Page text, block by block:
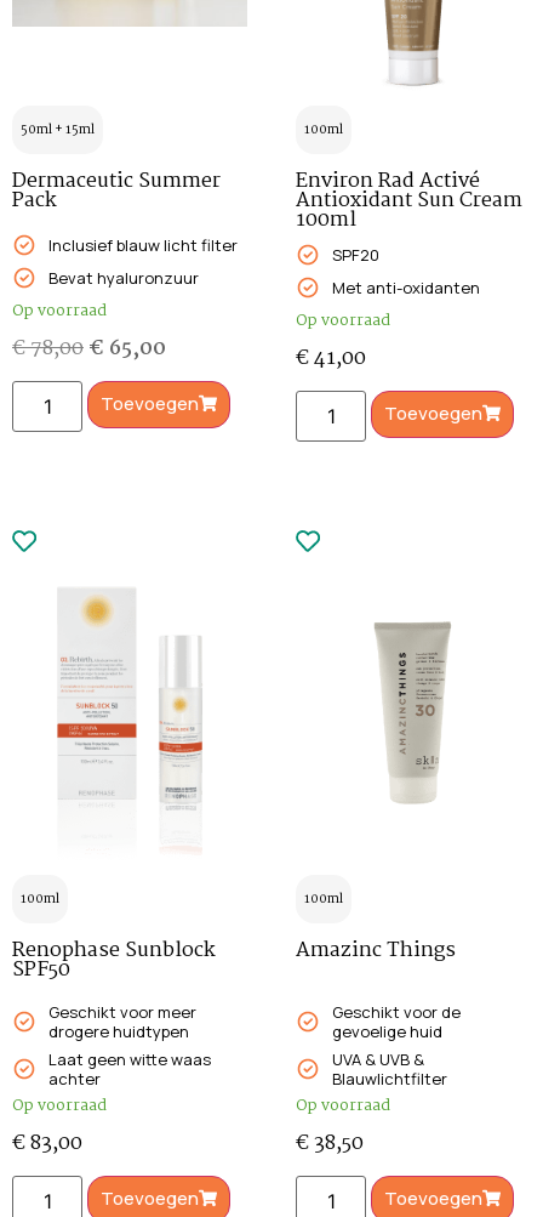
50ml + 15ml
Dermaceutic Summer
Pack
Inclusief blauw licht filter
Bevat hyaluronzuur
Op voorraad
€78,00€ 65,00
Toevoegen
100ml
Environ Rad Activé
Antioxidant Sun Cream
100ml
SPF20
Met anti-oxidanten
Op voorraad
€41,00
Toevoegen
100ml
Renophase Sunblock
SPF50
Geschikt voor meer
drogere huidtypen
Laat geen witte waas
achter
Op voorraad
€83,00
Toevoegen
100ml
Amazinc Things
Geschikt voor de
gevoelige huid
UVA & UVB &
Blauwlichtfilter
Op voorraad
€38,50
Toevoegen